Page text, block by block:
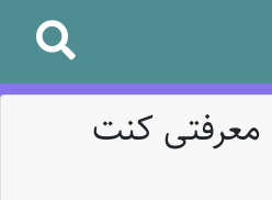
معرفتی کنت